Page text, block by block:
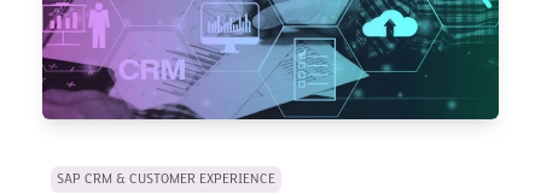
SAP CRM & CUSTOMER EXPERIENCE